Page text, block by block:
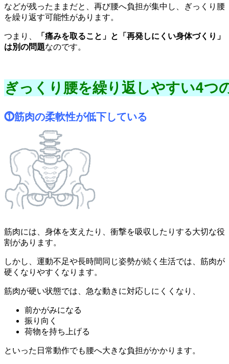
などが残ったままだと、再び腰へ負担が集中し、ぎっくり腰
を繰り返す可能性があります。
つまり、
「痛みを取ること」と「再発しにくい身体づくり」
は別の問題なのです。
ぎっくり腰を繰り返しやすい4つ
筋肉には、身体を支えたり、衝撃を吸収したりする大切な役
割があります。
しかし、運動不足や長時間同じ姿勢が続く生活では、筋肉が
硬くなりやすくなります。
筋肉が硬い状態では、急な動きに対応しにくくなり、
前かがみになる
振り向く
荷物を持ち上げる
といった日常動作でも腰へ大きな負担がかかります。